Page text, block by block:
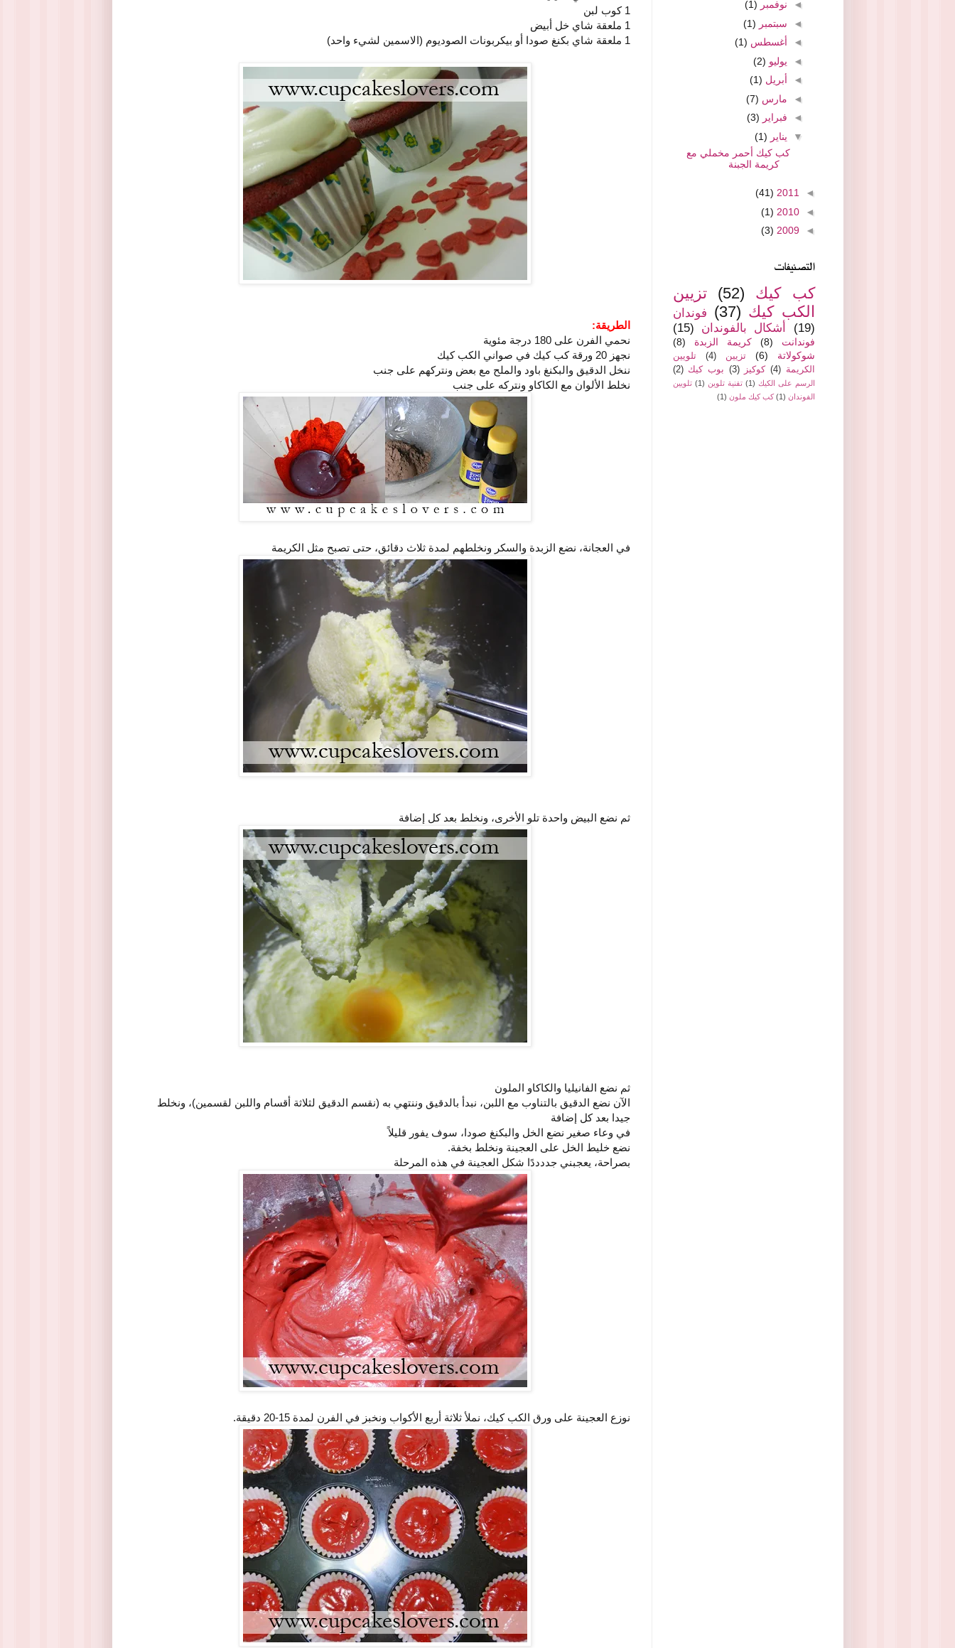
1 كوب لبن
1 ملعقة شاي خل أبيض
1 ملعقة شاي بكنغ صودا أو بيكربونات الصوديوم (الاسمين لشيء واحد)
الطريقة:
نحمي الفرن على 180 درجة مئوية
نجهز 20 ورقة كب كيك في صواني الكب كيك
ننخل الدقيق والبكنغ باود والملح مع بعض ونتركهم على جنب
نخلط الألوان مع الكاكاو ونتركه على جنب
في العجانة، نضع الزبدة والسكر ونخلطهم لمدة ثلاث دقائق، حتى تصبح مثل الكريمة
ثم نضع البيض واحدة تلو الأخرى، ونخلط بعد كل إضافة
ثم نضع الفانيليا والكاكاو الملون
الآن نضع الدقيق بالتناوب مع اللبن، نبدأ بالدقيق وننتهي به (نقسم الدقيق لثلاثة أقسام واللبن لقسمين)، ونخلط
جيدا بعد كل إضافة
في وعاء صغير نضع الخل والبكنغ صودا، سوف يفور قليلاً
نضع خليط الخل على العجينة ونخلط بخفة.
بصراحة، يعجبني جددددًا شكل العجينة في هذه المرحلة
نوزع العجينة على ورق الكب كيك، نملأ ثلاثة أربع الأكواب ونخبز في الفرن لمدة 15-20 دقيقة.
◄ نوفمبر (1)
◄ سبتمبر (1)
◄ أغسطس (1)
◄ يوليو (2)
◄ أبريل (1)
◄ مارس (7)
◄ فبراير (3)
▼ يناير (1)
كب كيك أحمر مخملي مع
كريمة الجبنة
◄
2011
(41)
◄
2010
(1)
◄
2009
(3)
التصنيفات
كب كيك (52)
تزيين
الكب كيك (37)
فوندان
(19)
أشكال بالفوندان (15)
فوندانت (8) كريمة الزبدة
(8)
شوكولاتة
(6) تزيين (4)
تلويين
الكريمة (4) كوكيز (3) بوب كيك (2)
الرسم على الكيك (1) تقنية تلوين (1) تلويين
الفوندان (1) كب كيك ملون (1)